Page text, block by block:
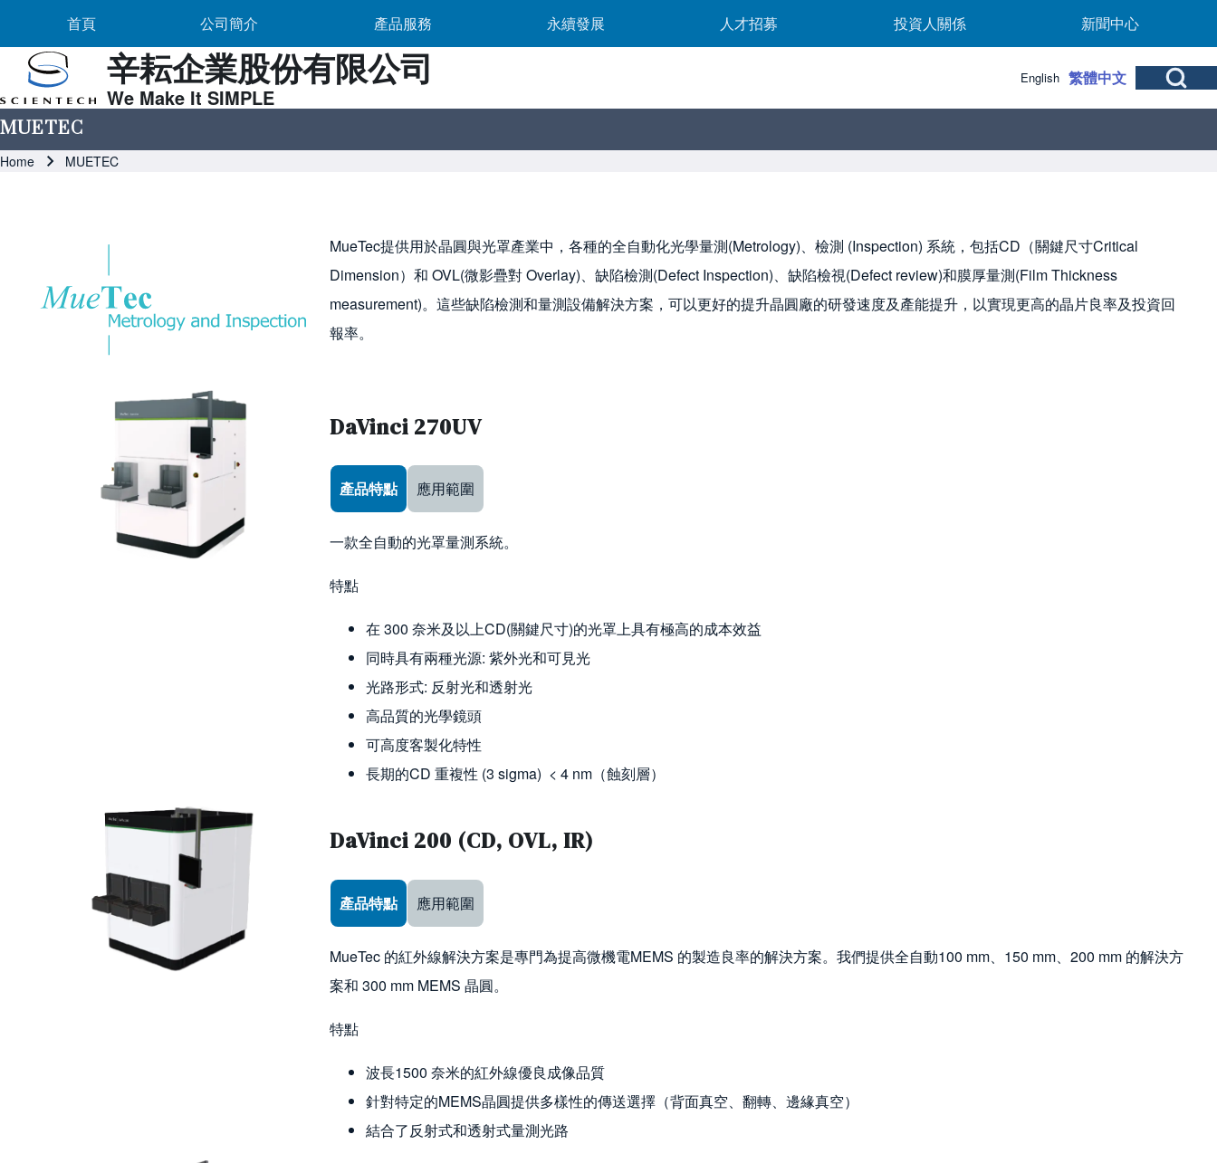
Skip to header
Skip to main navigation
Skip to main content
Search
Main navigation
首頁 公司簡介公司簡介 sub-navigation產品服務產品服務 sub-navigation永續發展永續發展 sub-navigation人才招募人才招募 sub-navigation投資人關係投資人關係 sub-navigation新聞中心新聞中心 sub-
Open Search
English 繁體中文
辛耘企業股份有限公司
We Make It SIMPLE
MUETEC
Breadcrumb
Home MUETEC
MueTec提供用於晶圓與光罩產業中，各種的全自動化光學量測(Metrology)、檢測 (Inspection) 系統，包括CD（關鍵尺寸Critical
Dimension）和 OVL(微影疊對 Overlay)、缺陷檢測(Defect Inspection)、缺陷檢視(Defect review)和膜厚量測(Film Thickness
measurement)。這些缺陷檢測和量測設備解決方案，可以更好的提升晶圓廠的研發速度及產能提升，以實現更高的晶片良率及投資回
報率。
DaVinci 270UV
Use the arrow keys to navigate between tabs
產品特點 應用範圍
一款全自動的光罩量測系統。
特點
在 300 奈米及以上CD(關鍵尺寸)的光罩上具有極高的成本效益
同時具有兩種光源: 紫外光和可見光
光路形式: 反射光和透射光
高品質的光學鏡頭
可高度客製化特性
長期的CD 重複性 (3 sigma) < 4 nm（蝕刻層）
DaVinci 200 (CD, OVL, IR)
Use the arrow keys to navigate between tabs
產品特點 應用範圍
MueTec 的紅外線解決方案是專門為提高微機電MEMS 的製造良率的解決方案。我們提供全自動100 mm、150 mm、200 mm 的解決方
案和 300 mm MEMS 晶圓。
特點
波長1500 奈米的紅外線優良成像品質
針對特定的MEMS晶圓提供多樣性的傳送選擇（背面真空、翻轉、邊緣真空）
結合了反射式和透射式量測光路